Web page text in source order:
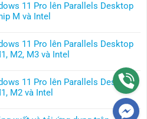
11 Pro lên Parallels Desktop
M và Intel
11 Pro lên Parallels Desktop
M2, M3 và Intel
11 Pro lên Parallels Desktop
M2 và Intel